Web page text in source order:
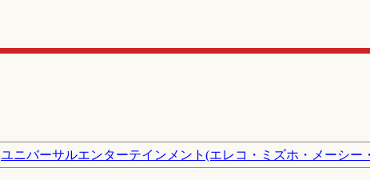
ユニバーサルエンターテインメント(エレコ・ミズホ・メーシ